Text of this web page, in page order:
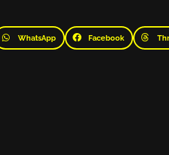
WhatsApp Facebook